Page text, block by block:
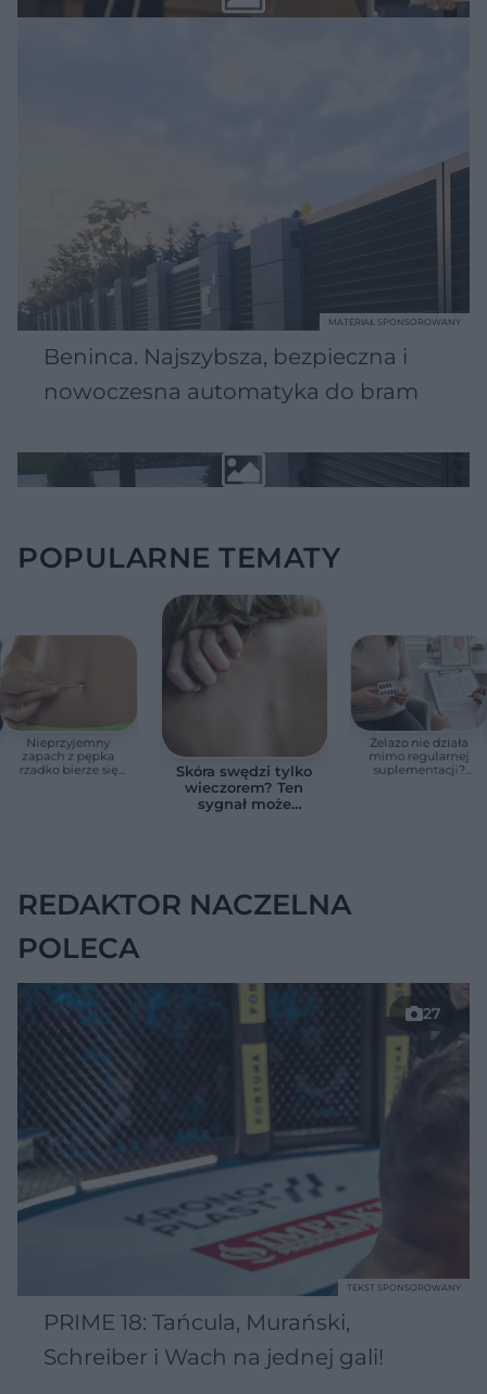
Beninca. Najszybsza, bezpieczna i
nowoczesna automatyka do bram
MATERIAŁ SPONSOROWANY
POPULARNE TEMATY
Nieprzyjemny
zapach z pępka
rzadko bierze się
Skóra swędzi tylko
wieczorem? Ten
sygnał może
Żelazo nie działa
mimo regularnej
suplementacji?
REDAKTOR NACZELNA
POLECA
27
PRIME 18: Tańcula, Murański,
Schreiber i Wach na jednej gali!
TEKST SPONSOROWANY